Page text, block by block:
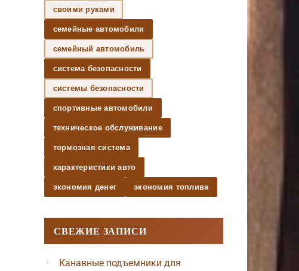
своими руками
семейные автомобили
семейный автомобиль
система безопасности
системы безопасности
спортивные автомобили
техническое обслуживание
тормозная система
характеристики авто
экономия денег экономия топлива
СВЕЖИЕ ЗАПИСИ
Канавные подъемники для